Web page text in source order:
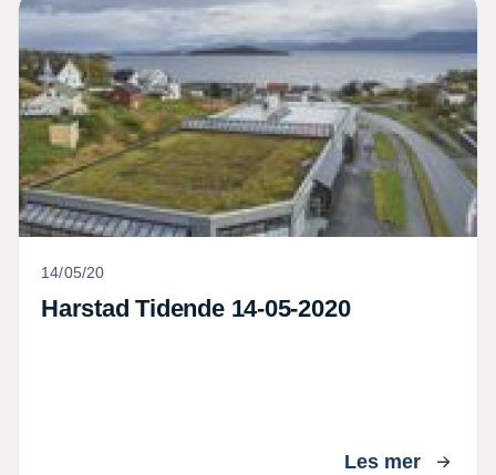
Harstad Tidende 14-05-2020
14/05/20
Harstad Tidende 14-05-2020
Les mer